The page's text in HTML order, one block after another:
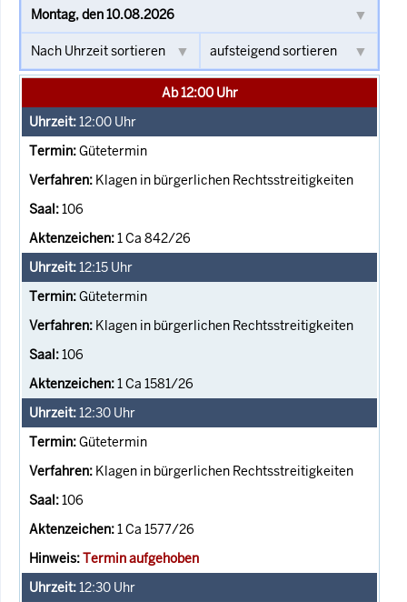
Ab 12:00 Uhr
12:00 Uhr
Gütetermin
Klagen in bürgerlichen Rechtsstreitigkeiten
106
1 Ca 842/26
12:15 Uhr
Gütetermin
Klagen in bürgerlichen Rechtsstreitigkeiten
106
1 Ca 1581/26
12:30 Uhr
Gütetermin
Klagen in bürgerlichen Rechtsstreitigkeiten
106
1 Ca 1577/26
Termin aufgehoben
12:30 Uhr